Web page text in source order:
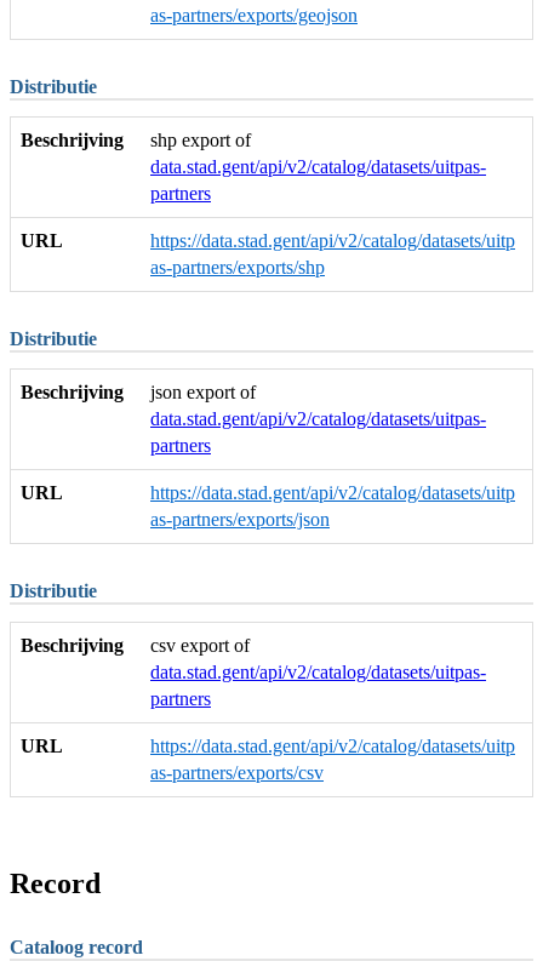
as-partners/exports/geojson
Distributie
Beschrijving
shp export of
data.stad.gent/api/v2/catalog/datasets/uitpas-
partners
URL
https://data.stad.gent/api/v2/catalog/datasets/uitp
as-partners/exports/shp
Distributie
Beschrijving
json export of
data.stad.gent/api/v2/catalog/datasets/uitpas-
partners
URL
https://data.stad.gent/api/v2/catalog/datasets/uitp
as-partners/exports/json
Distributie
Beschrijving
csv export of
data.stad.gent/api/v2/catalog/datasets/uitpas-
partners
URL
https://data.stad.gent/api/v2/catalog/datasets/uitp
as-partners/exports/csv
Record
Cataloog record